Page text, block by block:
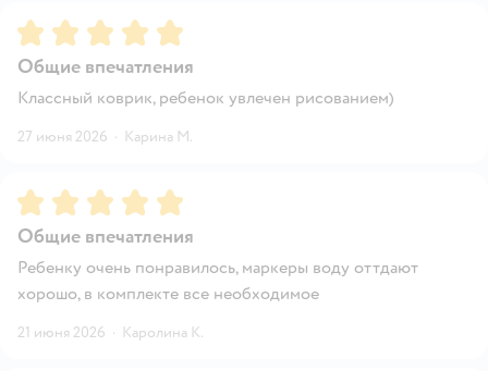
Рейтинг:5
Общие впечатления
Классный коврик, ребенок увлечен рисованием)
27 июня 2026 · Карина М.
Рейтинг:5
Общие впечатления
Ребенку очень понравилось, маркеры воду оттдают
хорошо, в комплекте все необходимое
21 июня 2026 · Каролина К.